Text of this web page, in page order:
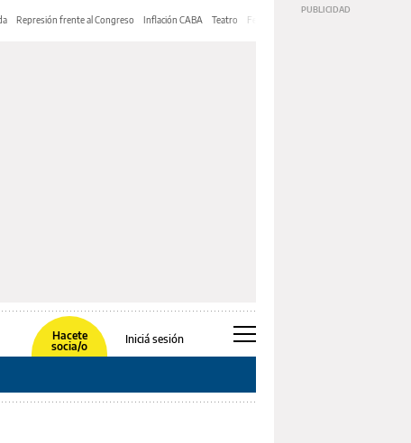
Represión frente al Congreso Inflación CABA Teatro Feria de Editores
Hacete
socia/o
Iniciá sesión